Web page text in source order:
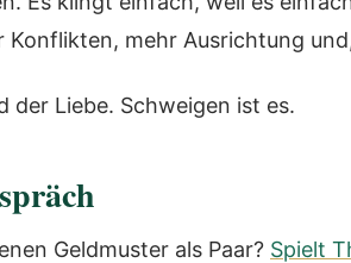
mehr Ausrichtung
der Liebe. Schweigen ist es.
Geldmuster als Paar? Spielt